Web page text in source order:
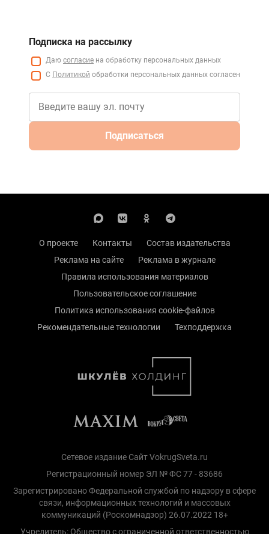
Подписка на рассылку
Даю согласие на обработку персональных данных
С Политикой обработки персональных данных согласен
Подписаться
О проекте Контакты
Состав издательства
Реклама на сайте
Реклама в журнале
Правила использования материалов
Пользовательское соглашение
Политика использования cookie-файлов
Рекомендательные технологии
Техподдержка
Сетевое издание Сайт VokrugSveta.ru
Регистрационный номер ЭЛ № ФС 77 - 83686
Зарегистрировано Федеральной службой по надзору в сфере
связи, информационных технологий и массовых
коммуникаций (Роскомнадзор) 26.07.2022 18+
Учредитель: Общество с ограниченной ответственностью